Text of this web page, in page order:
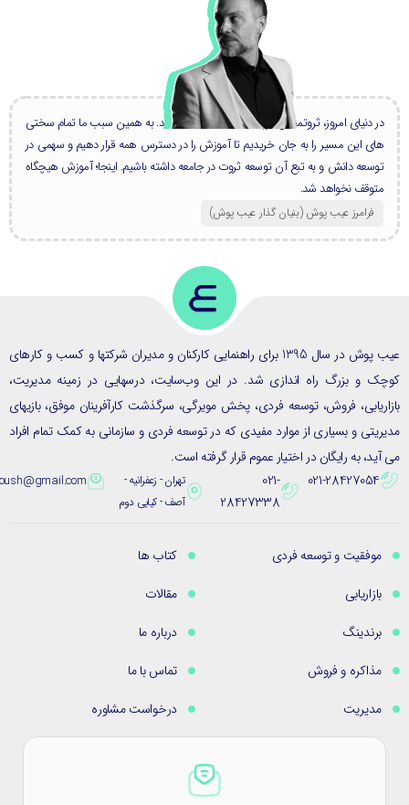
در دنیای امروز، ثروتمندان بزرگ، همه دانشمند هستند. به همین سبب ما تمام سختی
های این مسیر را به جان خریدیم تا آموزش را در دسترس همه قرار دهیم و سهمی در
توسعه دانش و به تبع آن توسعه ثروت در جامعه داشته باشیم. اینجا؛ آموزش هیچگاه
متوقف نخواهد شد.
فرامرز عیب پوش (بنیان گذار عیب پوش​)
عیب پوش در سال 1395 برای راهنمایی کارکنان و مدیران شرکتها و کسب و کارهای
و بزرگ راه اندازی شد. در این وب‌سایت، درسهایی در زمینه مدیریت،
فروش، توسعه فردی، پخش مویرگی، سرگذشت کارآفرینان موفق، بازیهای
و بسیاری از موارد مفیدی که در توسعه فردی و سازمانی به کمک تمام افراد
به رایگان در اختیار عموم قرار گرفته است.
021-28427054
021-
28427338
تهران - زعفرانیه -
آصف - کیایی دوم
eybpoush@gmail.com
موفقیت و توسعه فردی
بازاریابی
برندینگ
مذاکره و فروش
مدیریت
کتاب ها
مقالات
درباره ما
تماس با ما
درخواست مشاوره